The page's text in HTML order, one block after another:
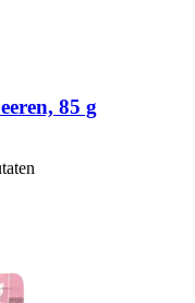
85 g